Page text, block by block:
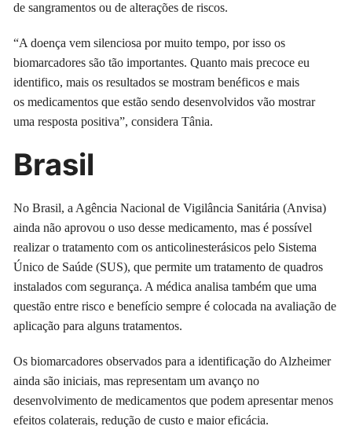
de sangramentos ou de alterações de riscos.
“A doença vem silenciosa por muito tempo, por isso os
biomarcadores são tão importantes. Quanto mais precoce eu
identifico, mais os resultados se mostram benéficos e mais
os medicamentos que estão sendo desenvolvidos vão mostrar
uma resposta positiva”, considera Tânia.
Brasil
No Brasil, a Agência Nacional de Vigilância Sanitária (Anvisa)
ainda não aprovou o uso desse medicamento, mas é possível
realizar o tratamento com os anticolinesterásicos pelo Sistema
Único de Saúde (SUS), que permite um tratamento de quadros
instalados com segurança. A médica analisa também que uma
questão entre risco e benefício sempre é colocada na avaliação de
aplicação para alguns tratamentos.
Os biomarcadores observados para a identificação do Alzheimer
ainda são iniciais, mas representam um avanço no
desenvolvimento de medicamentos que podem apresentar menos
efeitos colaterais, redução de custo e maior eficácia.